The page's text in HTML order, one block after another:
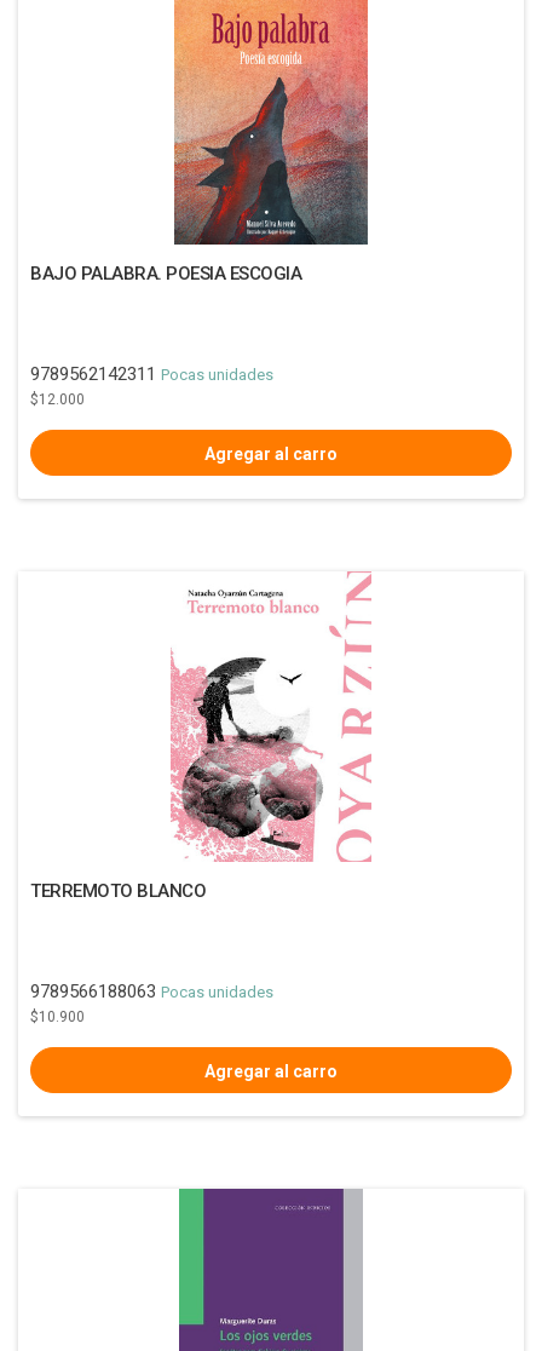
BAJO PALABRA. POESIA ESCOGIA
9789562142311 Pocas unidades
$12.000
TERREMOTO BLANCO
9789566188063 Pocas unidades
$10.900